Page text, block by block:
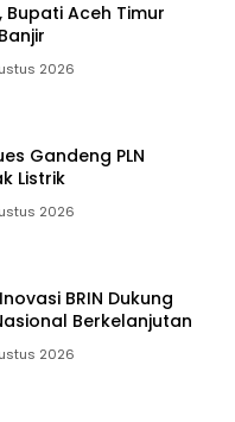
Bupati Aceh Timur
2026
Gandeng PLN
Listrik
2026
BRIN Dukung
Berkelanjutan
2026